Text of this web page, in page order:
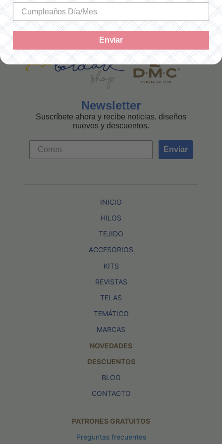
MEXICANA
Newsletter
Suscríbete ahora y recibe noticias, diseños
nuevos y descuentos.
Enviar
INICIO
HILOS
TEJIDO
ACCESORIOS
KITS
REVISTAS
TELAS
TEMÁTICO
MARCAS
NOVEDADES
DESCUENTOS
BLOG
CONTACTO
PATRONES GRATUITOS
Preguntas frecuentes
Enviar